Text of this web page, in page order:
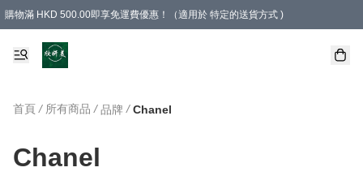
購物滿 HKD 500.00即享免運費優惠！（適用於 特定的送貨方式 )
首頁 / 所有商品 / 品牌 / Chanel
Chanel